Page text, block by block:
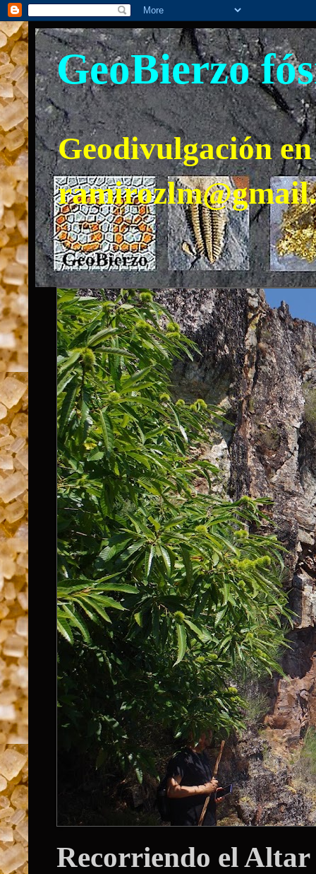
GeoBierzo
Geodivulgación
Recorriendo el Altar